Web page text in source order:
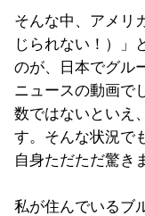
そんな中、アメリ
じられない！）」
のが、日本でグル
ニュースの動画で
数ではないといえ
す。そんな状況で
自身ただただ驚き
私が住んでいるブ